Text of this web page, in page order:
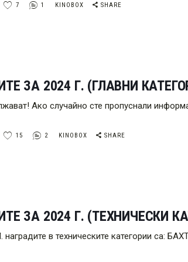
7 1 KINOBOX SHARE
ЗА 2024 Г. (ГЛАВНИ
Ако случайно сте пропуснали
15 2 KINOBOX SHARE
ЗА 2024 Г. (ТЕХНИЧЕСКИ
наградите в техническите категории